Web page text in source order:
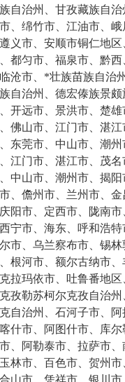
自治州、甘孜藏族自
、绵竹市、江油市、
义市、安顺市铜仁地
都匀市、福泉市、黔
沧市、*壮族苗族自治
自治州、德宏傣族景
、开远市、景洪市、楚
佛山市、江门市、湛
东莞市、中山市、潮
江门市、湛江市、茂
中山市、潮州市、揭
、儋州市、兰州市、
阳市、定西市、陇南
宁市、海东、呼和浩
市、乌兰察布市、锡
根河市、额尔古纳市
拉玛依市、吐鲁番地
孜勒苏柯尔克孜自治
自治州、石河子市、
什市、阿图什市、库
、阿勒泰市、拉萨市
林市、百色市、贺州
山市、凭祥市、银川